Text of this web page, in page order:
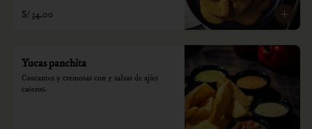
S/ 34.00
Yucas panchita
Crocantes y cremosas con 5 salsas de ajíes
caseros.